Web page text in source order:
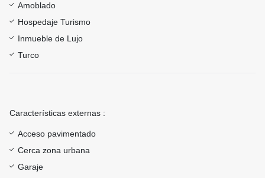
Amoblado
Hospedaje Turismo
Inmueble de Lujo
Turco
Características externas :
Acceso pavimentado
Cerca zona urbana
Garaje